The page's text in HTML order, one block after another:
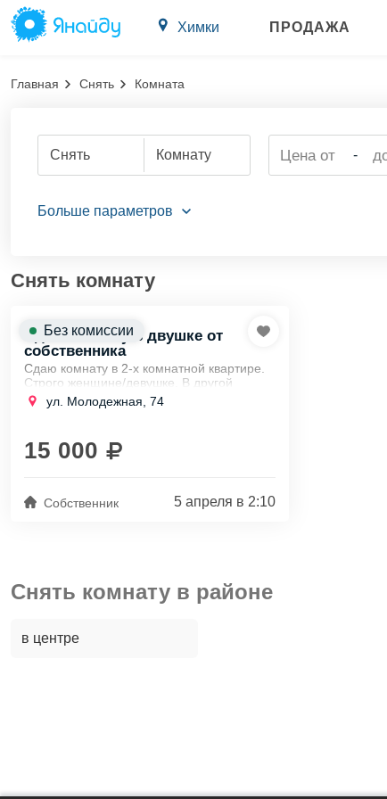
Химки ПРОДАЖА
Главная Снять Комната
Снять Комнату -
Снять комнату
Сдам комнату в двушке от
собственника
Сдаю комнату в 2-х комнатной квартире.
Строго женщине/девушке. В другой
комнате живёт девушка с маленькой
собачкой.
ул. Молодежная, 74
15 000
Собственник 5 апреля в 2:10
Без комиссии
Снять комнату в районе
в центре